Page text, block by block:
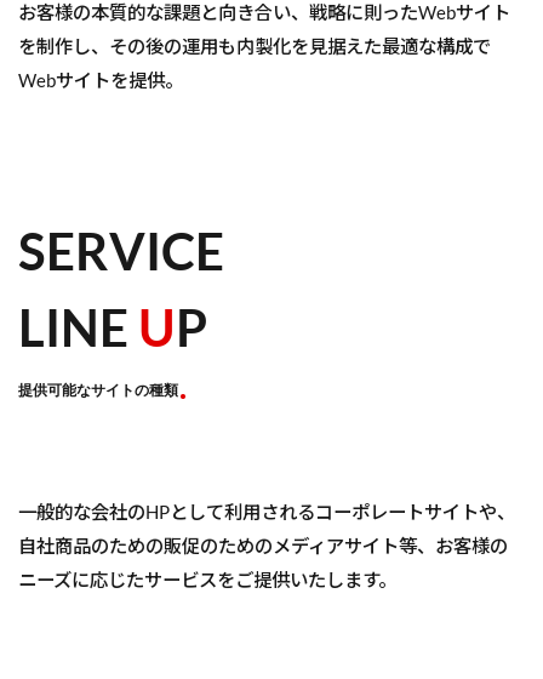
お客様の本質的な課題と向き合い、戦略に則ったWebサイト
を制作し、その後の運用も内製化を見据えた最適な構成で
Webサイトを提供。
SERVICE
LINE UP
提供可能なサイトの種類
一般的な会社のHPとして利用されるコーポレートサイトや、
自社商品のための販促のためのメディアサイト等、お客様の
ニーズに応じたサービスをご提供いたします。